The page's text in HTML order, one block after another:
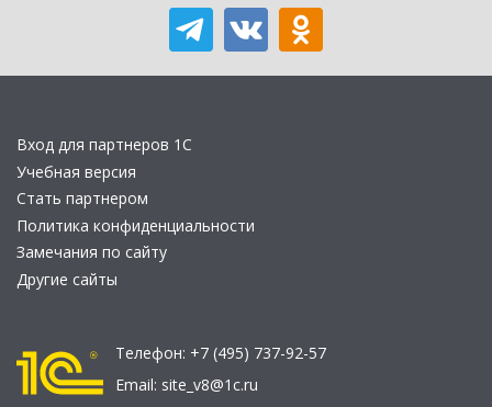
Вход для партнеров 1С
Учебная версия
Стать партнером
Политика конфиденциальности
Замечания по сайту
Другие сайты
Телефон: +7 (495) 737-92-57
Email: site_v8@1c.ru